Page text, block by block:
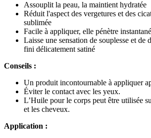
Assouplit la peau, la maintient hydratée
Réduit l'aspect des vergetures et des
sublimée
Facile à appliquer, elle pénètre
Laisse une sensation de souplesse et de
fini délicatement satiné
Conseils :
Un produit incontournable à appliquer
Éviter le contact avec les yeux.
L’Huile pour le corps peut être utilisée
et les cheveux.
Application :